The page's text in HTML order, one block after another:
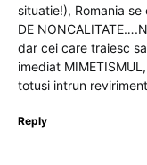
situatie!), Romania
DE
dar cei care traiesc
imediat
totusi intrun
Reply